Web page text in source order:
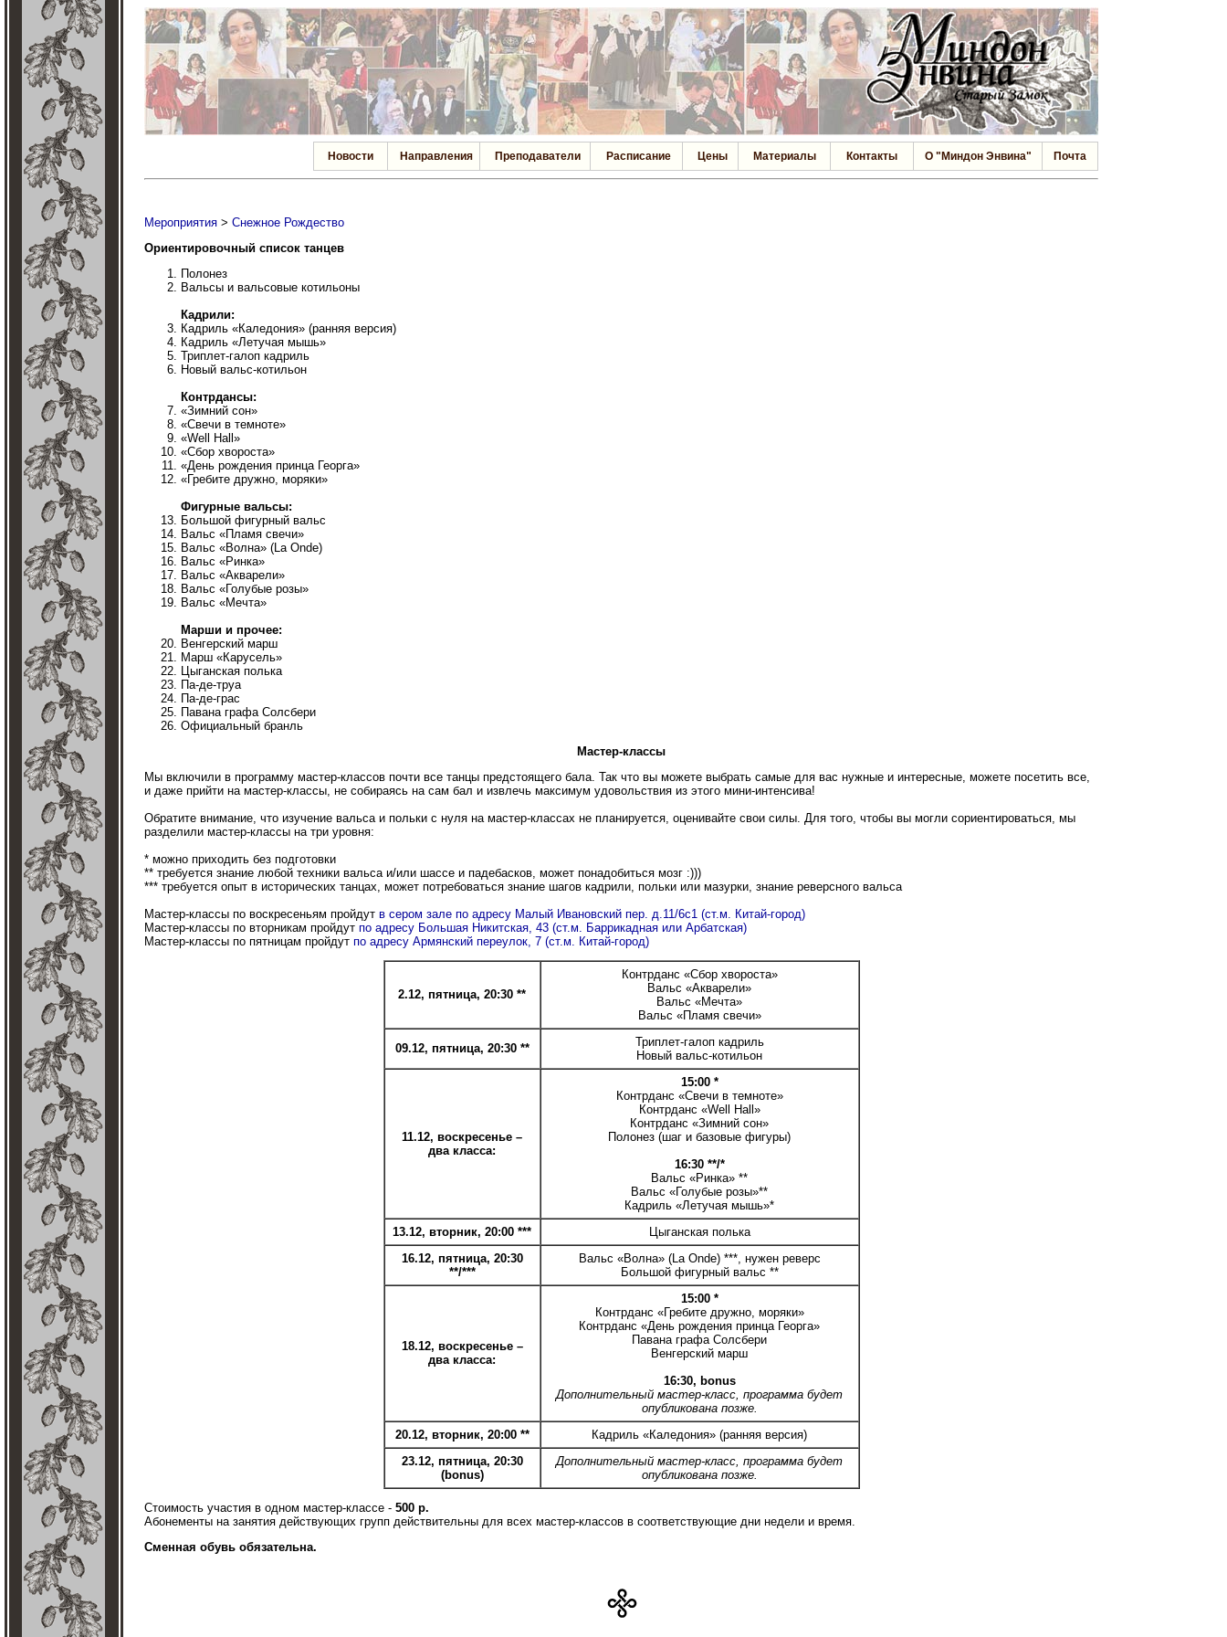
Новости Направления Преподаватели Расписание Цены Материалы Контакты О "Миндон Энвина" Почта
Мероприятия > Снежное Рождество
Ориентировочный список танцев
Полонез
Вальсы и вальсовые котильоны
Кадрили:
Кадриль «Каледония» (ранняя версия)
Кадриль «Летучая мышь»
Триплет-галоп кадриль
Новый вальс-котильон
Контрдансы:
«Зимний сон»
«Свечи в темноте»
«Well Hall»
«Cбор хвороста»
«День рождения принца Георга»
«Гребите дружно, моряки»
Фигурные вальсы:
Большой фигурный вальс
Вальс «Пламя свечи»
Вальс «Волна» (La Onde)
Вальс «Ринка»
Вальс «Акварели»
Вальс «Голубые розы»
Вальс «Мечта»
Марши и прочее:
Венгерский марш
Марш «Карусель»
Цыганская полька
Па-де-труа
Па-де-грас
Павана графа Солсбери
Официальный бранль
Мастер-классы
Мы включили в программу мастер-классов почти все танцы предстоящего бала. Так что вы можете выбрать самые для вас нужные и интересные, можете посетить все,
и даже прийти на мастер-классы, не собираясь на сам бал и извлечь максимум удовольствия из этого мини-интенсива!
Обратите внимание, что изучение вальса и польки с нуля на мастер-классах не планируется, оценивайте свои силы. Для того, чтобы вы могли сориентироваться, мы
разделили мастер-классы на три уровня:
* можно приходить без подготовки
** требуется знание любой техники вальса и/или шассе и падебасков, может понадобиться мозг :)))
*** требуется опыт в исторических танцах, может потребоваться знание шагов кадрили, польки или мазурки, знание реверсного вальса
Мастер-классы по воскресеньям пройдут в сером зале по адресу Малый Ивановский пер. д.11/6с1 (ст.м. Китай-город)
Мастер-классы по вторникам пройдут по адресу Большая Никитская, 43 (ст.м. Баррикадная или Арбатская)
Мастер-классы по пятницам пройдут по адресу Армянский переулок, 7 (ст.м. Китай-город)
2.12, пятница, 20:30 **
Контрданс «Сбор хвороста»
Вальс «Акварели»
Вальс «Мечта»
Вальс «Пламя свечи»
09.12, пятница, 20:30 **
Триплет-галоп кадриль
Новый вальс-котильон
11.12, воскресенье –
два класса:
15:00 *
Контрданс «Свечи в темноте»
Контрданс «Well Hall»
Контрданс «Зимний сон»
Полонез (шаг и базовые фигуры)
16:30 **/*
Вальс «Ринка» **
Вальс «Голубые розы»**
Кадриль «Летучая мышь»*
13.12, вторник, 20:00 ***
Цыганская полька
16.12, пятница, 20:30
**/***
Вальс «Волна» (La Onde) ***, нужен реверс
Большой фигурный вальс **
18.12, воскресенье –
два класса:
15:00 *
Контрданс «Гребите дружно, моряки»
Контрданс «День рождения принца Георга»
Павана графа Солсбери
Венгерский марш
16:30, bonus
Дополнительный мастер-класс, программа будет
опубликована позже.
20.12, вторник, 20:00 **
Кадриль «Каледония» (ранняя версия)
23.12, пятница, 20:30
(bonus)
Дополнительный мастер-класс, программа будет
опубликована позже.
Стоимость участия в одном мастер-классе - 500 р.
Абонементы на занятия действующих групп действительны для всех мастер-классов в соответствующие дни недели и время.
Сменная обувь обязательна.